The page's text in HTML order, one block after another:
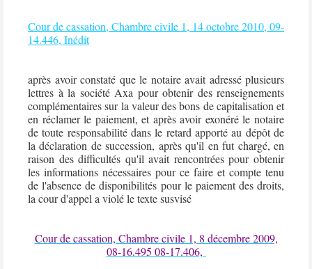
Cour de cassation, Chambre civile 1, 14 octobre 2010, 09-
14.446, Inédit
après avoir constaté que le notaireavait adressé plusieurs
lettres à la société Axa pour obtenir des renseignements
complémentaires sur la valeur des bons de capitalisation et
en réclamer le paiement, et après avoir exonéré le notaire
de toute responsabilité dans le retard apporté au dépôt de
ladéclaration de succession, après qu'il en fut chargé, en
raison des difficultés qu'il avait rencontrées pour obtenir
les informations nécessaires pour ce faire et compte tenu
de l'absence de disponibilités pour le paiement des droits,
la cour d'appel a violé le texte susvisé
Cour de cassation, Chambre civile 1, 8 décembre 2009,
08-16.495 08-17.406,